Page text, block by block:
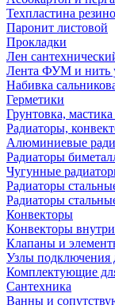
Техпластина
Паронит листовой
Прокладки
Лен
Лента ФУМ и нить
Набивка
Герметики
Грунтовка,
Радиаторы,
Алюминиевые
Радиаторы
Чугунные
Радиаторы
Радиаторы
Конвекторы
Конвекторы
Клапаны и
Узлы подключения
Комплектующие
Сантехника
Ванны и